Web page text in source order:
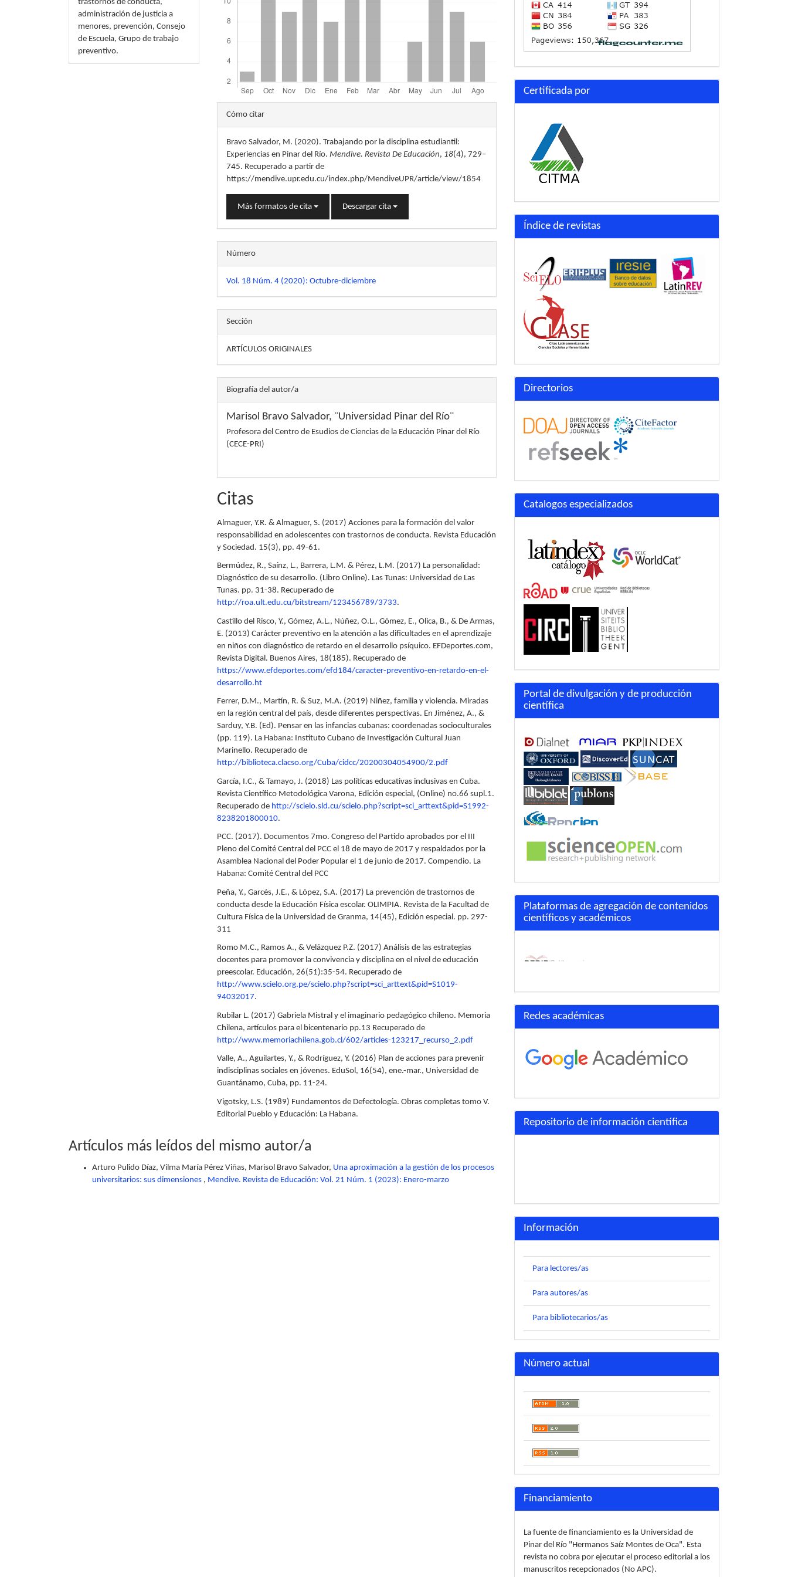
trastornos de conducta,
administración de justicia a
menores, prevención, Consejo
de Escuela, Grupo de trabajo
preventivo.
Detalles
del
artículo
Cómo citar
Bravo Salvador, M. (2020). Trabajando por la disciplina estudiantil:
Experiencias en Pinar del Río.Mendive. Revista De Educación, 18(4), 729–
745. Recuperado a partir de
https://mendive.upr.edu.cu/index.php/MendiveUPR/article/view/1854
Más formatos de cita Descargar cita
Número
Vol. 18 Núm. 4 (2020): Octubre-diciembre
Sección
ARTÍCULOS ORIGINALES
Biografía del autor/a
Marisol Bravo Salvador, ¨Universidad Pinar del Río¨
Profesora del Centro de Esudios de Ciencias de la Educación Pinar del Río
(CECE-PRI)
Citas
Almaguer, Y.R. & Almaguer, S. (2017) Acciones para la formación del valor
responsabilidad en adolescentes con trastornos de conducta. Revista Educación
y Sociedad. 15(3), pp. 49-61.
Bermúdez, R., Saínz, L., Barrera, L.M. & Pérez, L.M. (2017) La personalidad:
Diagnóstico de su desarrollo. (Libro Online). Las Tunas: Universidad de Las
Tunas. pp. 31-38. Recuperado de
http://roa.ult.edu.cu/bitstream/123456789/3733.
Castillo del Risco, Y., Gómez, A.L., Núñez, O.L., Gómez, E., Olica, B., & De Armas,
E. (2013) Carácter preventivo en la atención a las dificultades en el aprendizaje
en niños con diagnóstico de retardo en el desarrollo psíquico. EFDeportes.com,
Revista Digital. Buenos Aires, 18(185). Recuperado de
https://www.efdeportes.com/efd184/caracter-preventivo-en-retardo-en-el-
desarrollo.ht
Ferrer, D.M., Martín, R. & Suz, M.A. (2019) Niñez, familia y violencia. Miradas
en la región central del país, desde diferentes perspectivas. En Jiménez, A., &
Sarduy, Y.B. (Ed). Pensar en las infancias cubanas: coordenadas socioculturales
(pp. 119). La Habana: Instituto Cubano de Investigación Cultural Juan
Marinello. Recuperado de
http://biblioteca.clacso.org/Cuba/cidcc/20200304054900/2.pdf
García, I.C., & Tamayo, J. (2018) Las políticas educativas inclusivas en Cuba.
Revista Científico Metodológica Varona, Edición especial, (Online) no.66 supl.1.
Recuperado de http://scielo.sld.cu/scielo.php?script=sci_arttext&pid=S1992-
8238201800010.
PCC. (2017). Documentos 7mo. Congreso del Partido aprobados por el III
Pleno del Comité Central del PCC el 18 de mayo de 2017 y respaldados por la
Asamblea Nacional del Poder Popular el 1 de junio de 2017. Compendio. La
Habana: Comité Central del PCC
Peña, Y., Garcés, J.E., & López, S.A. (2017) La prevención de trastornos de
conducta desde la Educación Física escolar. OLIMPIA. Revista de la Facultad de
Cultura Física de la Universidad de Granma, 14(45), Edición especial. pp. 297-
311
Romo M.C., Ramos A., & Velázquez P.Z. (2017) Análisis de las estrategias
docentes para promover la convivencia y disciplina en el nivel de educación
preescolar. Educación, 26(51):35-54. Recuperado de
http://www.scielo.org.pe/scielo.php?script=sci_arttext&pid=S1019-
94032017.
Rubilar L. (2017) Gabriela Mistral y el imaginario pedagógico chileno. Memoria
Chilena, artículos para el bicentenario pp.13 Recuperado de
http://www.memoriachilena.gob.cl/602/articles-123217_recurso_2.pdf
Valle, A., Aguilartes, Y., & Rodríguez, Y. (2016) Plan de acciones para prevenir
indisciplinas sociales en jóvenes. EduSol, 16(54), ene.-mar., Universidad de
Guantánamo, Cuba, pp. 11-24.
Vigotsky, L.S. (1989) Fundamentos de Defectología. Obras completas tomo V.
Editorial Pueblo y Educación: La Habana.
Artículos más leídos del mismo autor/a
Arturo Pulido Díaz, Vilma María Pérez Viñas, Marisol Bravo Salvador, Una aproximación a la gestión de los procesos
universitarios: sus dimensiones , Mendive. Revista de Educación: Vol. 21 Núm. 1 (2023): Enero-marzo
Certificada por
Índice de revistas
Directorios
Catalogos especializados
Portal de divulgación y de producción
científica
Plataformas de agregación de contenidos
científicos y académicos
Redes académicas
Repositorio de información científica
Información
Para lectores/as
Para autores/as
Para bibliotecarios/as
Número actual
Financiamiento
La fuente de financiamiento es la Universidad de
Pinar del Río "Hermanos Saíz Montes de Oca". Esta
revista no cobra por ejecutar el proceso editorial a los
manuscritos recepcionados (No APC).